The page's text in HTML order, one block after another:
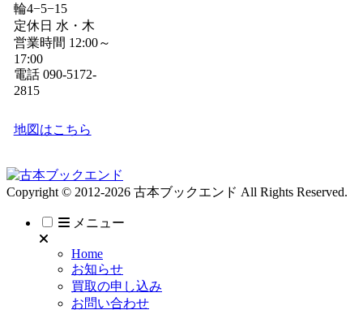
輪4−5−15
定休日 水・木
営業時間 12:00～
17:00
電話 090-5172-
2815
地図はこちら
Copyright © 2012-2026 古本ブックエンド All Rights Reserved.
メニュー
Home
お知らせ
買取の申し込み
お問い合わせ